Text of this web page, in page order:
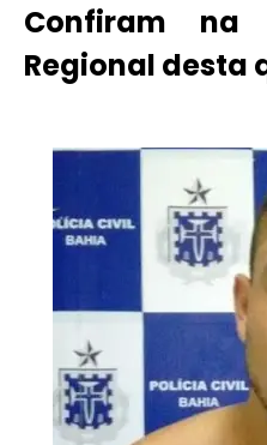
Confiram na
Regional